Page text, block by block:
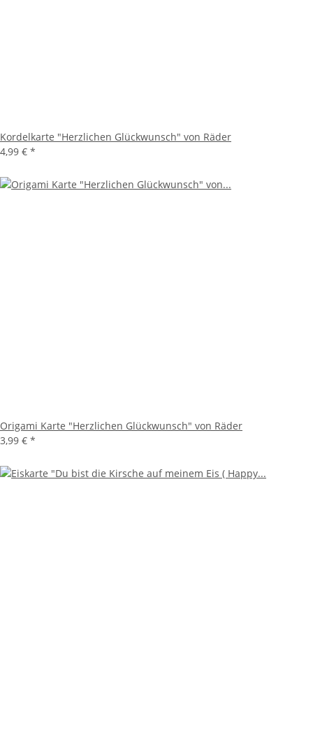
Kordelkarte "Herzlichen Glückwunsch" von Räder
4,99 € *
Origami Karte "Herzlichen Glückwunsch" von Räder
3,99 € *